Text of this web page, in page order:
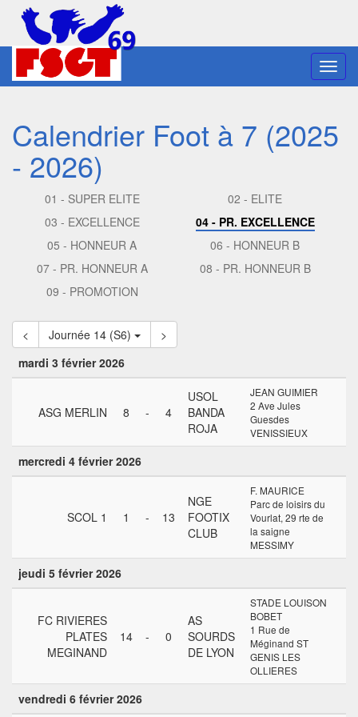
Calendrier Foot à 7 (2025
- 2026)
01 - SUPER ELITE
02 - ELITE
03 - EXCELLENCE
04 - PR. EXCELLENCE
05 - HONNEUR A
06 - HONNEUR B
07 - PR. HONNEUR A
08 - PR. HONNEUR B
09 - PROMOTION
< Journée 14 (S6)
>
mardi 3 février 2026
ASG MERLIN 8 - 4
USOL
BANDA
ROJA
JEAN GUIMIER
2 Ave Jules
Guesdes
VENISSIEUX
mercredi 4 février 2026
SCOL 1 1 - 13
NGE
FOOTIX
CLUB
F. MAURICE
Parc de loisirs du
Vourlat, 29 rte de
la saigne
MESSIMY
jeudi 5 février 2026
FC RIVIERES
PLATES
MEGINAND
14 - 0
AS
SOURDS
DE LYON
STADE LOUISON
BOBET
1 Rue de
Méginand ST
GENIS LES
OLLIERES
vendredi 6 février 2026